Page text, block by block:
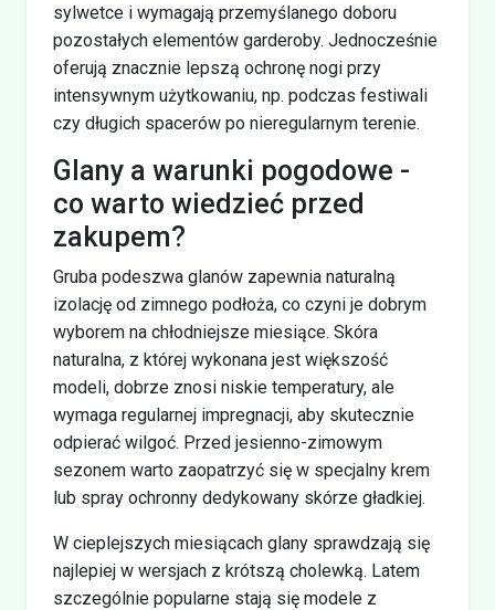
sylwetce i wymagają przemyślanego doboru
pozostałych elementów garderoby. Jednocześnie
oferują znacznie lepszą ochronę nogi przy
intensywnym użytkowaniu, np. podczas festiwali
czy długich spacerów po nieregularnym terenie.
Glany a warunki pogodowe -
co warto wiedzieć przed
zakupem?
Gruba podeszwa glanów zapewnia naturalną
izolację od zimnego podłoża, co czyni je dobrym
wyborem na chłodniejsze miesiące. Skóra
naturalna, z której wykonana jest większość
modeli, dobrze znosi niskie temperatury, ale
wymaga regularnej impregnacji, aby skutecznie
odpierać wilgoć. Przed jesienno-zimowym
sezonem warto zaopatrzyć się w specjalny krem
lub spray ochronny dedykowany skórze gładkiej.
W cieplejszych miesiącach glany sprawdzają się
najlepiej w wersjach z krótszą cholewką. Latem
szczególnie popularne stają się modele z